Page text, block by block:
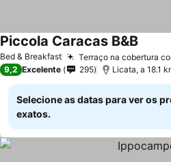
Bed & Breakfast Terraço na cobertura
Piccola Caracas B&B
9,2 Excelente 295 Licata, a 18.1
Selecione as datas para ver os
exatos.